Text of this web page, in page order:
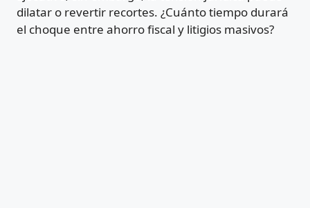
dilatar o revertir recortes. ¿Cuánto tiempo durará
el choque entre ahorro fiscal y litigios masivos?